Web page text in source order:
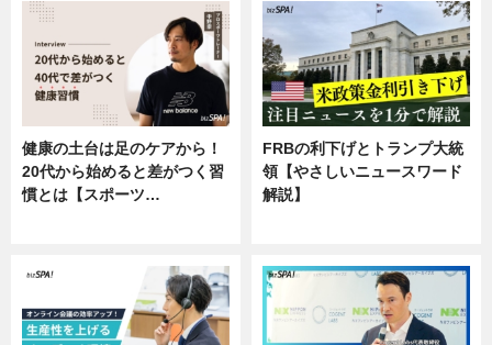
健康の土台は足のケアから！
20代から始めると差がつく習
慣とは【スポーツ…
FRBの利下げとトランプ大統
領【やさしいニュースワード
解説】